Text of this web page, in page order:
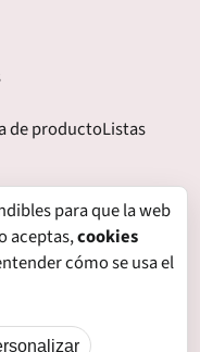
de productoListas
Gastos de envío
para que la web
aceptas,cookies
cómo se usa el